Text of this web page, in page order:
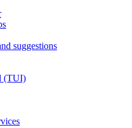
suggestions
(TUI)